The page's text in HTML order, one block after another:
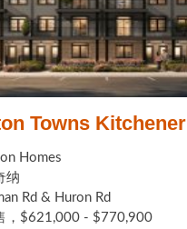
Towns Kitchener
Homes
纳
Rd & Huron Rd
，$621,000 - $770,900